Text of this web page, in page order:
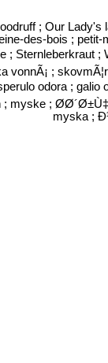
; Our Lady's
des-bois ;
; Sternleberkraut ;
;
odora ; galio
; myske ;
myska ;